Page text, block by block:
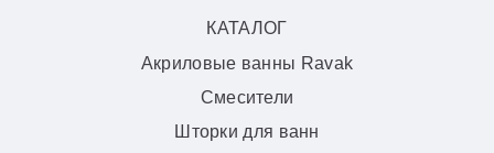
КАТАЛОГ
Акриловые ванны Ravak
Смесители
Шторки для ванн